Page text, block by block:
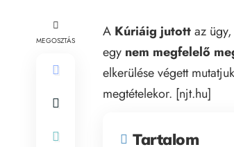
MEGOSZTÁS
A Kúriáig jutottaz
egy nem megfelelő
elkerülése végett
megtételekor. [njt.hu]
Tartalom